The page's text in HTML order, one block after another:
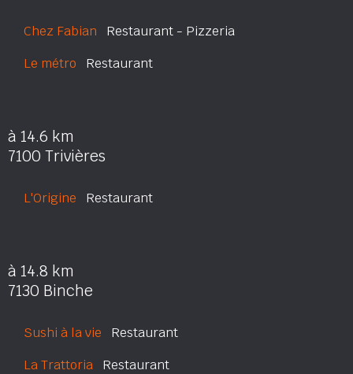
Chez Fabian Restaurant - Pizzeria
Le métro Restaurant
à 14.6 km
7100 Trivières
L'Origine Restaurant
à 14.8 km
7130 Binche
Sushi à la vie Restaurant
La Trattoria Restaurant